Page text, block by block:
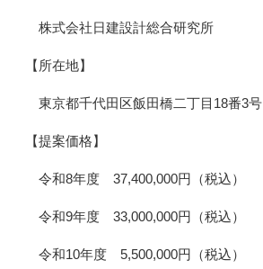
株式会社日建設計総合研究所
【所在地】
東京都千代田区飯田橋二丁目18番3号
【提案価格】
令和8年度 37,400,000円（税込）
令和9年度 33,000,000円（税込）
令和10年度 5,500,000円（税込）